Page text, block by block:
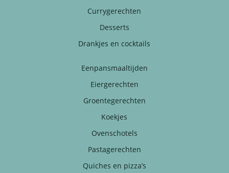
Currygerechten
Desserts
Drankjes en cocktails
Eenpansmaaltijden
Eiergerechten
Groentegerechten
Koekjes
Ovenschotels
Pastagerechten
Quiches en pizza’s